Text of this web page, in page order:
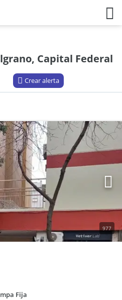
Capital Federal
Crear alerta
977
Fija